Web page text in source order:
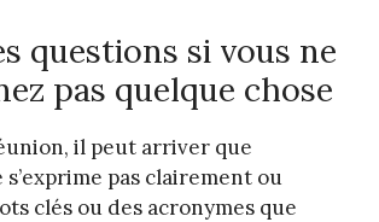
questions si vous ne
pas quelque chose
il peut arriver que
s’exprime pas clairement ou
clés ou des acronymes que